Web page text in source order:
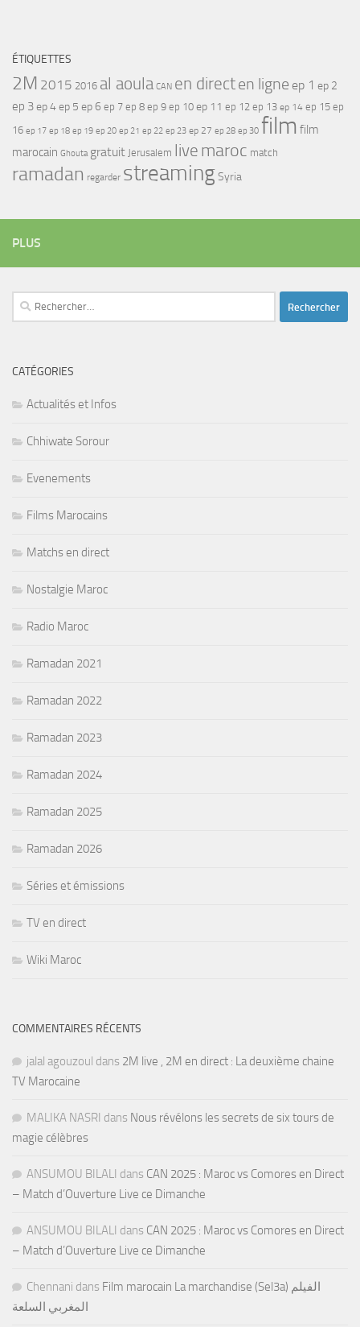
ÉTIQUETTES
2M 2015 2016 al aoula CAN en directen ligne ep 1 ep 2
ep 3ep 4ep 5 ep 6 ep 7 ep 8 ep 9 ep 10 ep 11 ep 12 ep 13 ep 14 ep 15 ep
16 ep 17 ep 18 ep 19 ep 20 ep 21 ep 22 ep 23 ep 27 ep 28 ep 30 film film
marocain Ghouta gratuit Jerusalem live maroc match
ramadan regarder streamingSyria
PLUS
Rechercher :
CATÉGORIES
Actualités et Infos
Chhiwate Sorour
Evenements
Films Marocains
Matchs en direct
Nostalgie Maroc
Radio Maroc
Ramadan 2021
Ramadan 2022
Ramadan 2023
Ramadan 2024
Ramadan 2025
Ramadan 2026
Séries et émissions
TV en direct
Wiki Maroc
COMMENTAIRES RÉCENTS
jalal agouzoul dans 2M live , 2M en direct : La deuxième chaine
TV Marocaine
MALIKA NASRI dans Nous révélons les secrets de six tours de
magie célèbres
ANSUMOU BILALI dans CAN 2025 : Maroc vs Comores en Direct
– Match d’Ouverture Live ce Dimanche
ANSUMOU BILALI dans CAN 2025 : Maroc vs Comores en Direct
– Match d’Ouverture Live ce Dimanche
Chennani dans Film marocain La marchandise (Sel3a) الفيلم
المغربي السلعة